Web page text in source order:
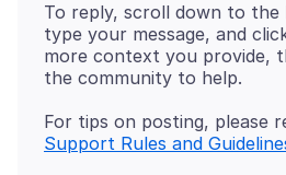
To reply, scroll down to the
type your message, and
more context you provide,
For tips on posting, please
Support Rules and